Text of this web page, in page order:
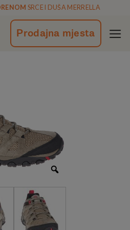
SRCE I DUŠA MERRELLA
Prodajna mjesta